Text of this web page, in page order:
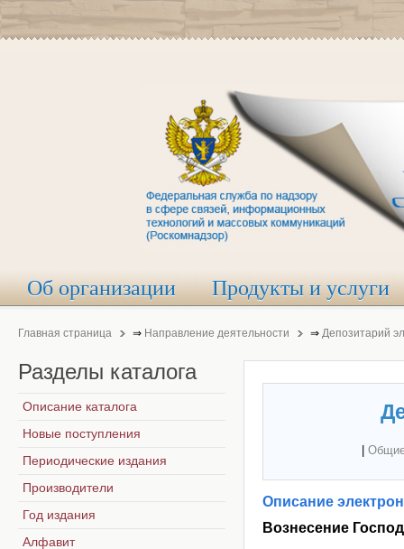
Об организации Продукты и услуги
Главная страница ⇒ Направление деятельности ⇒ Депозитарий
Описание
Вознесение
Разделы каталога
Описание каталога
Новые поступления
Периодические издания
Производители
Год издания
Алфавит